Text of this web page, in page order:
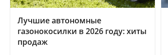
Лучшие автономные
газонокосилки в 2026 году: хиты
продаж